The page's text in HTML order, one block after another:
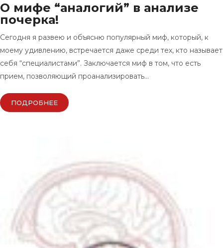
О мифе “аналогий” в анализе
почерка!
Сегодня я развею и объясню популярный миф, который, к
моему удивлению, встречается даже среди тех, кто называет
себя “специалистами”. Заключается миф в том, что есть
прием, позволяющий проанализировать…
ПОДРОБНЕЕ